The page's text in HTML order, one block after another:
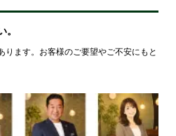
ります。お客様のご要望やご不安にもと